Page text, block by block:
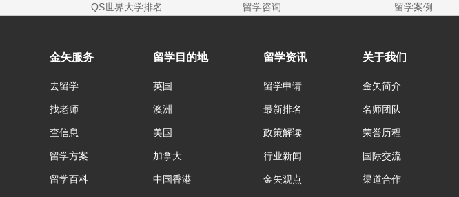
QS世界大学排名
留学咨询 留学案例
金矢服务
去留学
找老师
查信息
留学方案
留学百科
留学目的地
英国
澳洲
美国
加拿大
中国香港
留学资讯
留学申请
最新排名
政策解读
行业新闻
金矢观点
关于我们
金矢简介
名师团队
荣誉历程
国际交流
渠道合作